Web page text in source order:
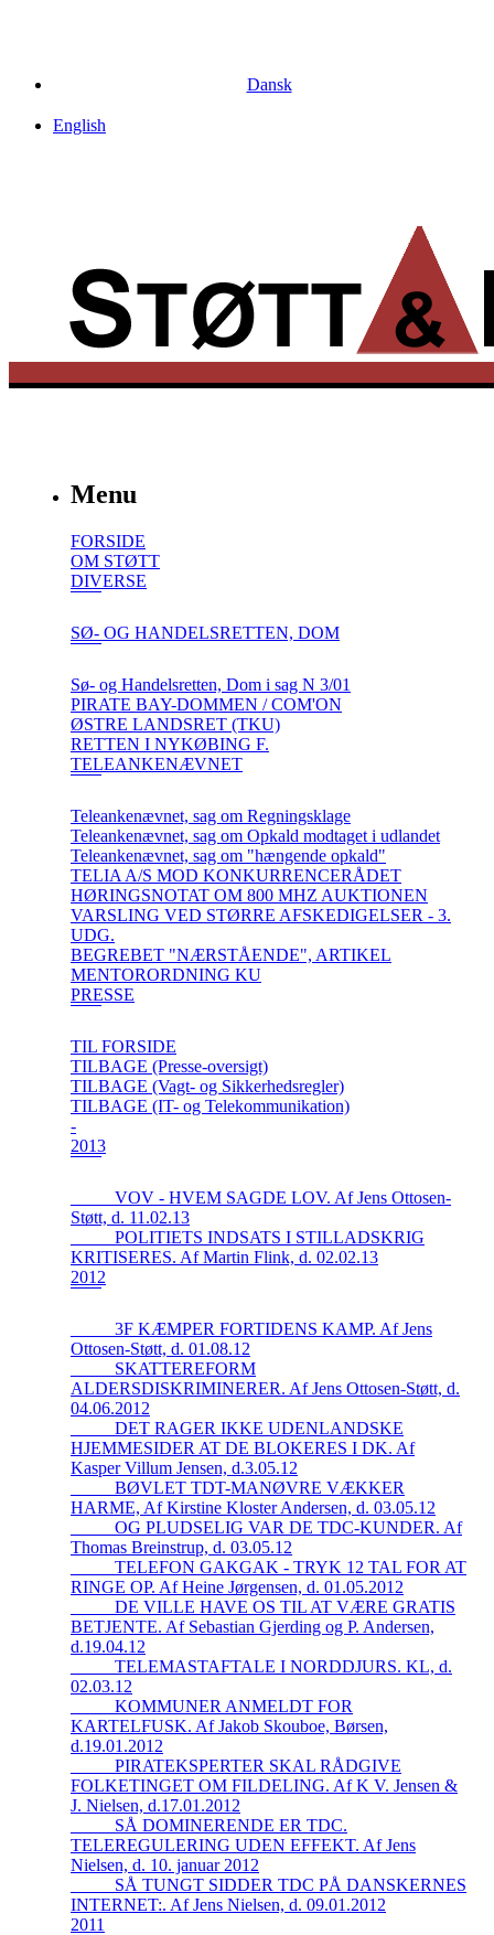
Dansk
English
Menu
FORSIDE
OM STØTT
DIVERSE
SØ- OG HANDELSRETTEN, DOM
Sø- og Handelsretten, Dom i sag N 3/01
PIRATE BAY-DOMMEN / COM'ON
ØSTRE LANDSRET (TKU)
RETTEN I NYKØBING F.
TELEANKENÆVNET
Teleankenævnet, sag om Regningsklage
Teleankenævnet, sag om Opkald modtaget i udlandet
Teleankenævnet, sag om "hængende opkald"
TELIA A/S MOD KONKURRENCERÅDET
HØRINGSNOTAT OM 800 MHZ AUKTIONEN
VARSLING VED STØRRE AFSKEDIGELSER - 3.
UDG.
BEGREBET "NÆRSTÅENDE", ARTIKEL
MENTORORDNING KU
PRESSE
TIL FORSIDE
TILBAGE (Presse-oversigt)
TILBAGE (Vagt- og Sikkerhedsregler)
TILBAGE (IT- og Telekommunikation)
-
2013
_____VOV - HVEM SAGDE LOV. Af Jens Ottosen-
Støtt, d. 11.02.13
_____POLITIETS INDSATS I STILLADSKRIG
KRITISERES. Af Martin Flink, d. 02.02.13
2012
_____3F KÆMPER FORTIDENS KAMP. Af Jens
Ottosen-Støtt, d. 01.08.12
_____SKATTEREFORM
ALDERSDISKRIMINERER. Af Jens Ottosen-Støtt, d.
04.06.2012
_____DET RAGER IKKE UDENLANDSKE
HJEMMESIDER AT DE BLOKERES I DK. Af
Kasper Villum Jensen, d.3.05.12
_____BØVLET TDT-MANØVRE VÆKKER
HARME, Af Kirstine Kloster Andersen, d. 03.05.12
_____OG PLUDSELIG VAR DE TDC-KUNDER. Af
Thomas Breinstrup, d. 03.05.12
_____TELEFON GAKGAK - TRYK 12 TAL FOR AT
RINGE OP. Af Heine Jørgensen, d. 01.05.2012
_____DE VILLE HAVE OS TIL AT VÆRE GRATIS
BETJENTE. Af Sebastian Gjerding og P. Andersen,
d.19.04.12
_____TELEMASTAFTALE I NORDDJURS. KL, d.
02.03.12
_____KOMMUNER ANMELDT FOR
KARTELFUSK. Af Jakob Skouboe, Børsen,
d.19.01.2012
_____PIRATEKSPERTER SKAL RÅDGIVE
FOLKETINGET OM FILDELING. Af K V. Jensen &
J. Nielsen, d.17.01.2012
_____SÅ DOMINERENDE ER TDC.
TELEREGULERING UDEN EFFEKT. Af Jens
Nielsen, d. 10. januar 2012
_____SÅ TUNGT SIDDER TDC PÅ DANSKERNES
INTERNET:. Af Jens Nielsen, d. 09.01.2012
2011